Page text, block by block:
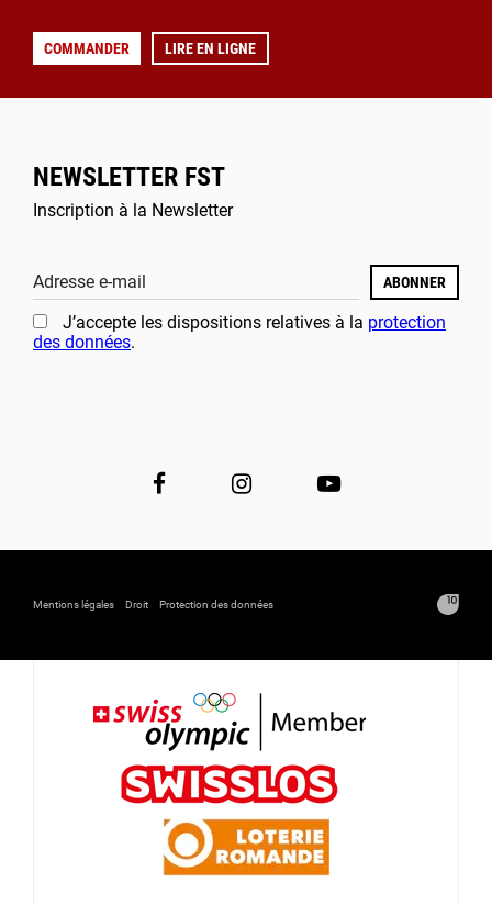
COMMANDER LIRE EN LIGNE
NEWSLETTER FST
Inscription à la Newsletter
Adresse e-mail ABONNER
J’accepte les dispositions relatives à la protection
des données.
Mentions légales Droit Protection des données